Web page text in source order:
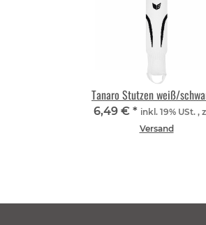
Tanaro Stutzen weiß/
6,49 € * inkl. 19% USt. ,
Versand